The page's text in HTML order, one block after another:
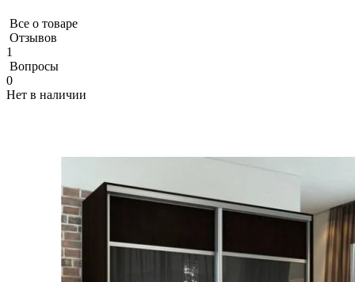
Все о товаре
Отзывов
1
Вопросы
0
Нет в наличии